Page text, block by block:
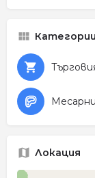
Категории
Локация